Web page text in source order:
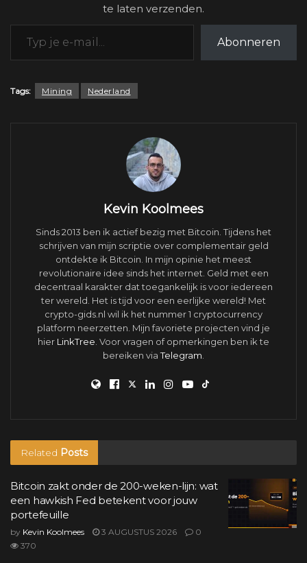
te laten verzenden.
Typ je e-mail...
Abonneren
Tags: Mining Nederland
Kevin Koolmees
Sinds 2013 ben ik actief bezig met Bitcoin. Tijdens het
schrijven van mijn scriptie over complementair geld
ontdekte ik Bitcoin. In mijn opinie het meest
revolutionaire idee sinds het internet. Geld met een
decentraal karakter dat toegankelijk is voor iedereen
ter wereld. Het is tijd voor een eerlijke wereld! Met
crypto-gids.nl wil ik het nummer 1 cryptocurrency
platform neerzetten. Mijn favoriete projecten vind je
hier LinkTree . Voor vragen of opmerkingen ben ik te
bereiken viaTelegram
Related Posts
Bitcoin zakt onder de 200-weken-lijn: wat
een hawkish Fed betekent voor jouw
portefeuille
by Kevin Koolmees 3 AUGUSTUS 2026
0
370